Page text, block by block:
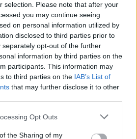
selection. Please note that after your
you may continue seeing
on personal information utilized by
disclosed to third parties prior to
separately opt-out of the further
information by third parties on the
participants. This information may
to third parties on the IAB’s List of
that may further disclose it to other
app uses one or more Google
or usage behaviour. You may click to
Opt Outs
the Sharing of my